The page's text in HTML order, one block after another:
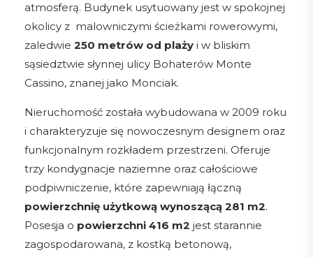
atmosferą. Budynek usytuowany jest w spokojnej
okolicy z malowniczymi ścieżkami rowerowymi,
zaledwie 250 metrów od plaży i w bliskim
sąsiedztwie słynnej ulicy Bohaterów Monte
Cassino, znanej jako Monciak.
Nieruchomość została wybudowana w 2009 roku
i charakteryzuje się nowoczesnym designem oraz
funkcjonalnym rozkładem przestrzeni. Oferuje
trzy kondygnacje naziemne oraz całościowe
podpiwniczenie, które zapewniają łączną
powierzchnię użytkową wynoszącą 281 m2.
Posesja o powierzchni 416 m2 jest starannie
zagospodarowana, z kostką betonową,